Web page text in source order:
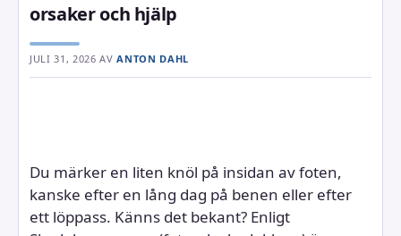
orsaker och hjälp
JULI 31, 2026 AVANTON DAHL
Du märker en liten knöl på insidan av foten,
kanske efter en lång dag på benen eller efter
ett löppass. Känns det bekant? Enligt